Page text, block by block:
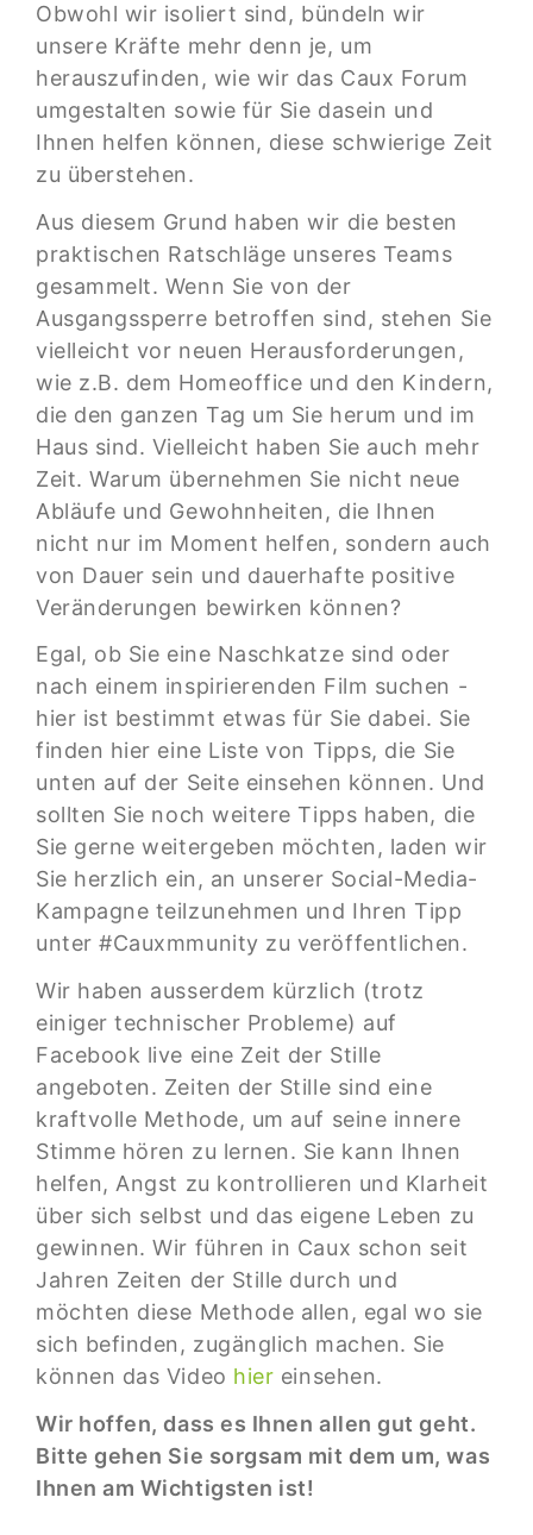
Obwohl wir isoliert sind, bündeln wir
unsere Kräfte mehr denn je, um
herauszufinden, wie wir das Caux Forum
umgestalten sowie für Sie dasein und
Ihnen helfen können, diese schwierige Zeit
zu überstehen.
Aus diesem Grund haben wir die besten
praktischen Ratschläge unseres Teams
gesammelt. Wenn Sie von der
Ausgangssperre betroffen sind, stehen Sie
vielleicht vor neuen Herausforderungen,
wie z.B. dem Homeoffice und den Kindern,
die den ganzen Tag um Sie herum und im
Haus sind. Vielleicht haben Sie auch mehr
Zeit. Warum übernehmen Sie nicht neue
Abläufe und Gewohnheiten, die Ihnen
nicht nur im Moment helfen, sondern auch
von Dauer sein und dauerhafte positive
Veränderungen bewirken können?
Egal, ob Sie eine Naschkatze sind oder
nach einem inspirierenden Film suchen -
hier ist bestimmt etwas für Sie dabei. Sie
finden hier eine Liste von Tipps, die Sie
unten auf der Seite einsehen können. Und
sollten Sie noch weitere Tipps haben, die
Sie gerne weitergeben möchten, laden wir
Sie herzlich ein, an unserer Social-Media-
Kampagne teilzunehmen und Ihren Tipp
unter #Cauxmmunity zu veröffentlichen.
Wir haben ausserdem kürzlich (trotz
einiger technischer Probleme) auf
Facebook live eine Zeit der Stille
angeboten. Zeiten der Stille sind eine
kraftvolle Methode, um auf seine innere
Stimme hören zu lernen. Sie kann Ihnen
helfen, Angst zu kontrollieren und Klarheit
über sich selbst und das eigene Leben zu
gewinnen. Wir führen in Caux schon seit
Jahren Zeiten der Stille durch und
möchten diese Methode allen, egal wo sie
sich befinden, zugänglich machen. Sie
können das Video hier einsehen.
Wir hoffen, dass es Ihnen allen gut geht.
Bitte gehen Sie sorgsam mit dem um, was
Ihnen am Wichtigsten ist!